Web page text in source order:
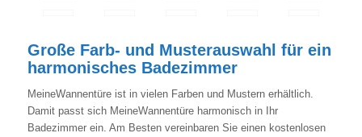
Große Farb- und Musterauswahl für ein
harmonisches Badezimmer
MeineWannentüre ist in vielen Farben und Mustern erhältlich.
Damit passt sich MeineWannentüre harmonisch in Ihr
Badezimmer ein. Am Besten vereinbaren Sie einen kostenlosen